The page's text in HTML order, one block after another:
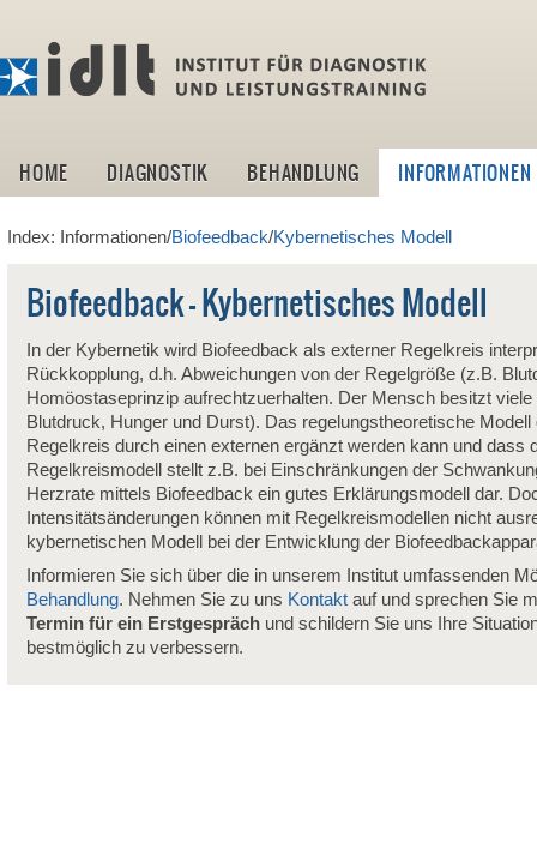
HOME DIAGNOSTIK BEHANDLUNG INFORMATIONEN
Index: Informationen/Biofeedback/Kybernetisches Modell
Biofeedback - Kybernetisches Modell
In der Kybernetik wird Biofeedback als externer Regelkreis
Rückkopplung, d.h. Abweichungen von der Regelgröße (z.B.
Homöostaseprinzip aufrechtzuerhalten. Der Mensch besitzt
Blutdruck, Hunger und Durst). Das regelungstheoretische
Regelkreis durch einen externen ergänzt werden kann und
Regelkreismodell stellt z.B. bei Einschränkungen der
Herzrate mittels Biofeedback ein gutes Erklärungsmodell dar.
Intensitätsänderungen können mit Regelkreismodellen nicht
kybernetischen Modell bei der Entwicklung der
Informieren Sie sich über die in unserem Institut umfassenden
Behandlung. Nehmen Sie zu uns Kontaktauf und sprechen Sie
Termin für ein Erstgesprächund schildern Sie uns Ihre
bestmöglich zu verbessern.